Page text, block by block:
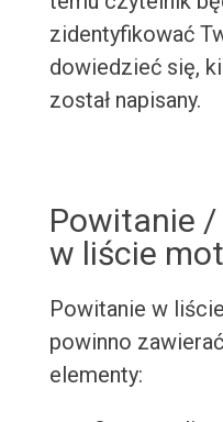
zidentyfikować
dowiedzieć się,
został napisany.
Powitanie
w liście
Powitanie w
powinno
elementy: